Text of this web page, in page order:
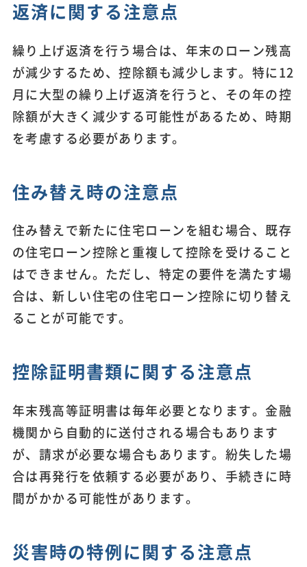
返済に関する注意点
繰り上げ返済を行う場合は、年末のローン残高
が減少するため、控除額も減少します。特に12
月に大型の繰り上げ返済を行うと、その年の控
除額が大きく減少する可能性があるため、時期
を考慮する必要があります。
住み替え時の注意点
住み替えで新たに住宅ローンを組む場合、既存
の住宅ローン控除と重複して控除を受けること
はできません。ただし、特定の要件を満たす場
合は、新しい住宅の住宅ローン控除に切り替え
ることが可能です。
控除証明書類に関する注意点
年末残高等証明書は毎年必要となります。金融
機関から自動的に送付される場合もあります
が、請求が必要な場合もあります。紛失した場
合は再発行を依頼する必要があり、手続きに時
間がかかる可能性があります。
災害時の特例に関する注意点